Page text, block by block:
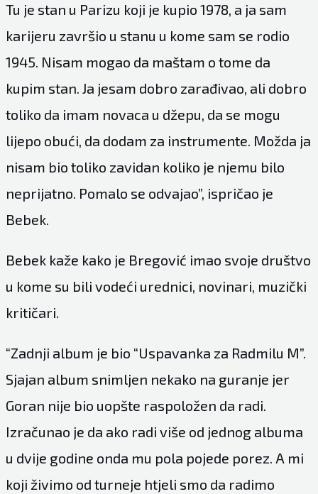
Tu je stan u Parizu koji je kupio 1978, a ja sam
karijeru završio u stanu u kome sam se rodio
1945. Nisam mogao da maštam o tome da
kupim stan. Ja jesam dobro zarađivao, ali dobro
toliko da imam novaca u džepu, da se mogu
lijepo obući, da dodam za instrumente. Možda ja
nisam bio toliko zavidan koliko je njemu bilo
neprijatno. Pomalo se odvajao”, ispričao je
Bebek.
Bebek kaže kako je Bregović imao svoje društvo
u kome su bili vodeći urednici, novinari, muzički
kritičari.
“Zadnji album je bio “Uspavanka za Radmilu M”.
Sjajan album snimljen nekako na guranje jer
Goran nije bio uopšte raspoložen da radi.
Izračunao je da ako radi više od jednog albuma
u dvije godine onda mu pola pojede porez. A mi
koji živimo od turneje htjeli smo da radimo